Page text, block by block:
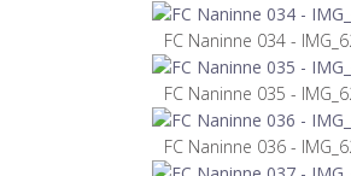
FC Naninne 034 -
FC Naninne 035 -
FC Naninne 036 -